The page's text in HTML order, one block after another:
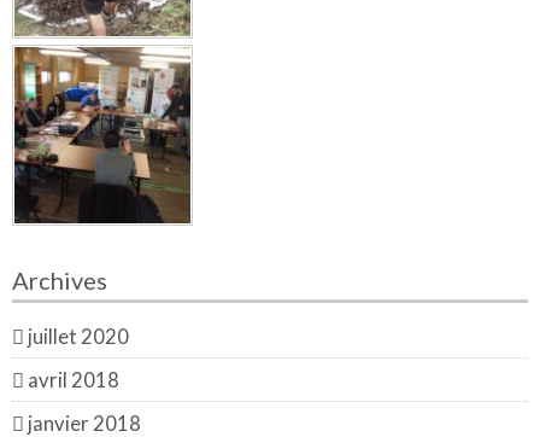
Archives
juillet 2020
avril 2018
janvier 2018